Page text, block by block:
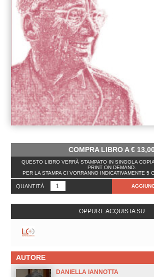
COMPRA LIBRO A€
QUESTO LIBRO VERRÀ STAMPATO IN SINGOLA
PRINT ON DEMAND.
PER LA STAMPA CI VORRANNO INDICATIVAMENTE 5
QUANTITÀ
OPPURE ACQUISTA SU
AUTORE
DANIELLA IANNOTTA